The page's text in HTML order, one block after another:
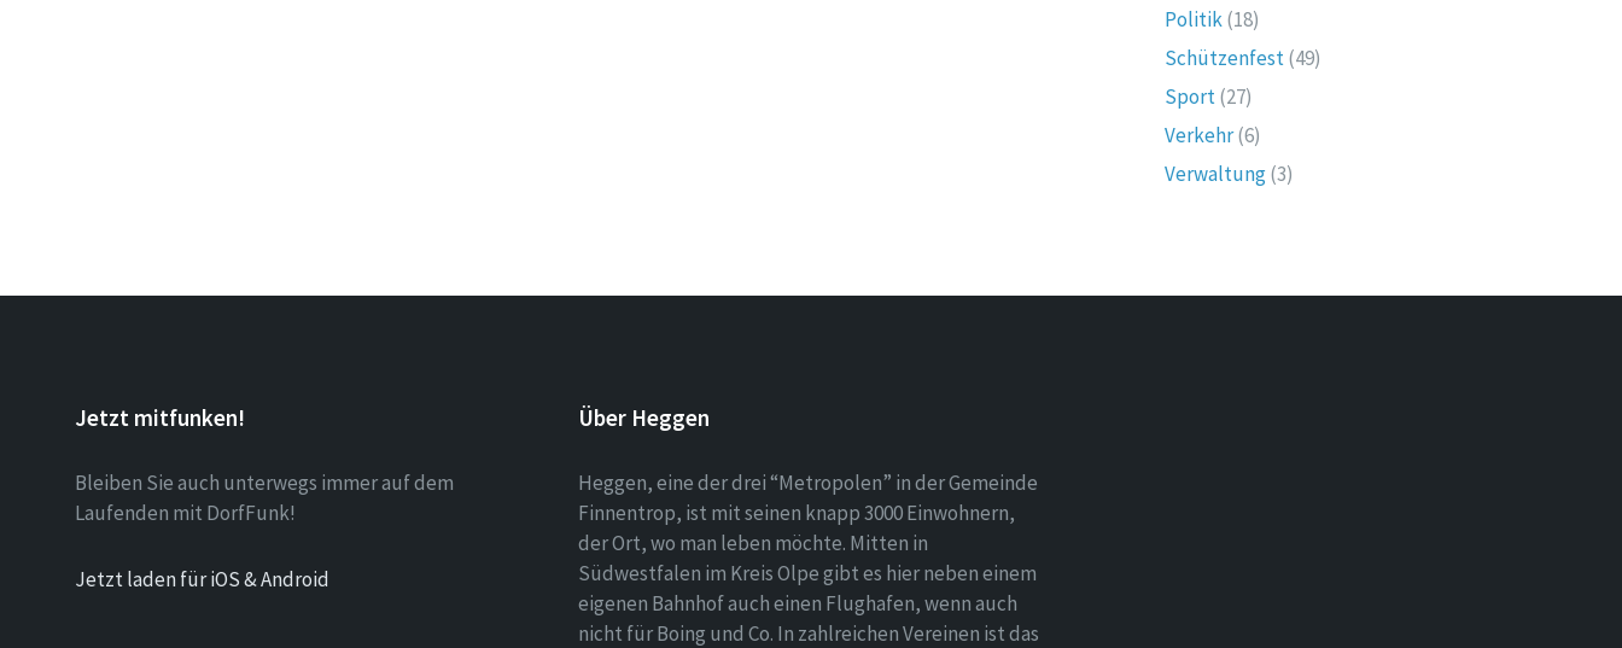
Politik(18)
Schützenfest(49)
Sport(27)
Verkehr(6)
Verwaltung(3)
Jetzt mitfunken!
Bleiben Sie auch unterwegs immer auf dem
Laufenden mit DorfFunk!
Jetzt laden für iOS & Android
Über Heggen
Heggen, eine der drei “Metropolen” in der Gemeinde
Finnentrop, ist mit seinen knapp 3000 Einwohnern,
der Ort, wo man leben möchte. Mitten in
Südwestfalen im Kreis Olpe gibt es hier neben einem
eigenen Bahnhof auch einen Flughafen, wenn auch
nicht für Boing und Co. In zahlreichen Vereinen ist das